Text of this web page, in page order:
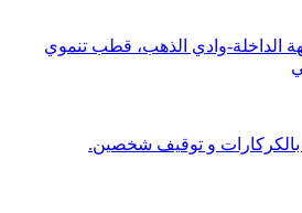
الداخلة-وادي الذهب، قطب تنموي